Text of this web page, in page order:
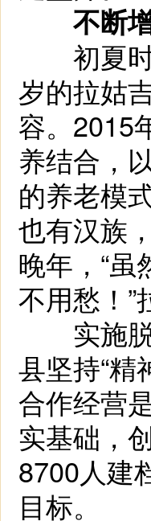
不断
初夏时
岁的拉姑
容。2015
养结合，
的养老模
也有汉族
晚年，“
不用愁！
实施脱
县坚持“
合作经营
实基础，
8700人建
目标。